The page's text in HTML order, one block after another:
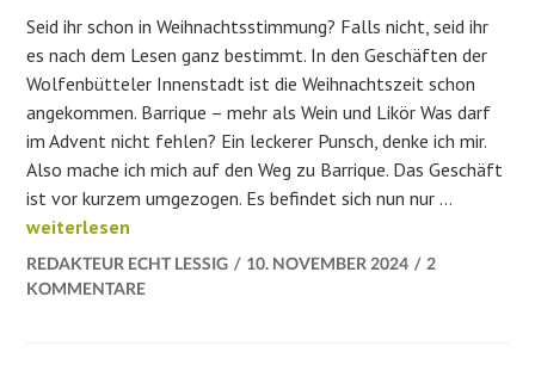
Seid ihr schon in Weihnachtsstimmung? Falls nicht, seid ihr
es nach dem Lesen ganz bestimmt. In den Geschäften der
Wolfenbütteler Innenstadt ist die Weihnachtszeit schon
angekommen. Barrique – mehr als Wein und Likör Was darf
im Advent nicht fehlen? Ein leckerer Punsch, denke ich mir.
Also mache ich mich auf den Weg zu Barrique. Das Geschäft
ist vor kurzem umgezogen. Es befindet sich nun nur …
Die Weihnachtszeit naht – Start in die besinnliche
weiterlesen
REDAKTEUR ECHT LESSIG 10. NOVEMBER 2024
2
KOMMENTARE